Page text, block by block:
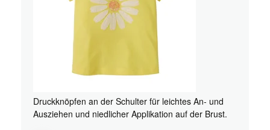
Druckknöpfen an der Schulter für leichtes An- und
Ausziehen und niedlicher Applikation auf der Brust.